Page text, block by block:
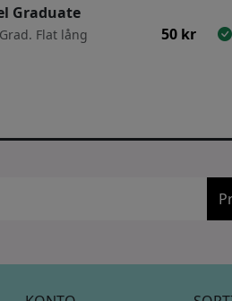
Graduate
Flat lång
50 kr